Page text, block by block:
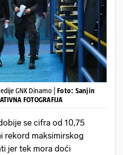
GNK Dinamo | Foto: Sanjin
FOTOGRAFIJA
se cifra od 10,75
rekord maksimirskog
jer tek mora doći